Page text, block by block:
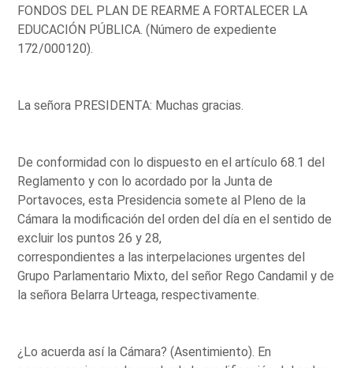
FONDOS DEL PLAN DE REARME A FORTALECER LA
EDUCACIÓN PÚBLICA. (Número de expediente
172/000120).
La señora PRESIDENTA: Muchas gracias.
De conformidad con lo dispuesto en el artículo 68.1 del
Reglamento y con lo acordado por la Junta de
Portavoces, esta Presidencia somete al Pleno de la
Cámara la modificación del orden del día en el sentido de
excluir los puntos 26 y 28,
correspondientes a las interpelaciones urgentes del
Grupo Parlamentario Mixto, del señor Rego Candamil y de
la señora Belarra Urteaga, respectivamente.
¿Lo acuerda así la Cámara? (Asentimiento). En